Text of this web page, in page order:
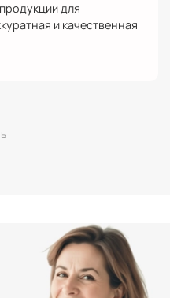
для
и качественная